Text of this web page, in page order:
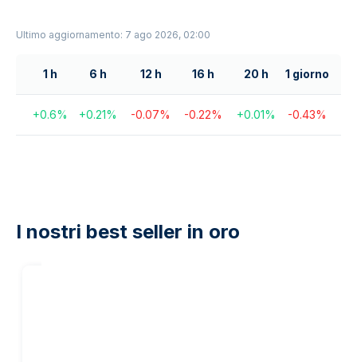
Ultimo aggiornamento: 7 ago 2026, 02:00
1 h 6 h 12 h 16 h 20 h 1 giorno
+0.6% +0.21% -0.07% -0.22% +0.01% -0.43%
I nostri best seller in oro